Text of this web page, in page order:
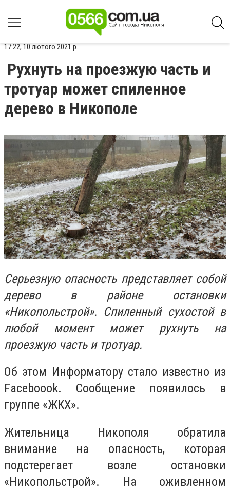
17:22, 10 лютого 2021 р.
Рухнуть на проезжую часть и
тротуар может спиленное
дерево в Никополе
Серьезную опасность представляет собой
дерево в районе остановки
«Никопольстрой». Спиленный сухостой в
любой момент может рухнуть на
проезжую часть и тротуар.
Об этом Информатору стало известно из
Faceboook. Сообщение появилось в
группе «ЖКХ».
Жительница Никополя обратила
внимание на опасность, которая
подстерегает возле остановки
«Никопольстрой». На оживленном